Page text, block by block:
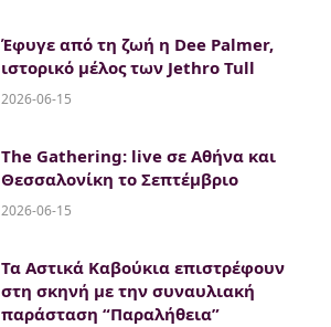
Έφυγε από τη ζωή η Dee Palmer,
ιστορικό μέλος των Jethro Tull
2026-06-15
The Gathering: live σε Αθήνα και
Θεσσαλονίκη το Σεπτέμβριο
2026-06-15
Τα Αστικά Καβούκια επιστρέφουν
στη σκηνή με την συναυλιακή
παράσταση “Παραλήθεια”